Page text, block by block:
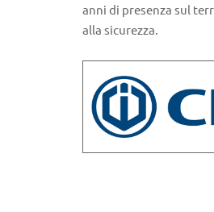
anni di presenza sul
alla sicurezza.